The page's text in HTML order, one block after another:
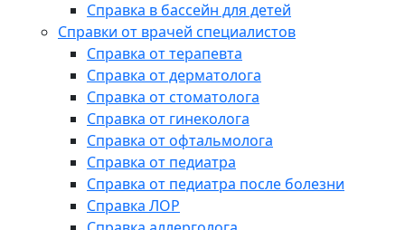
Справка в бассейн для детей
Справки от врачей специалистов
Справка от терапевта
Справка от дерматолога
Справка от стоматолога
Справка от гинеколога
Справка от офтальмолога
Справка от педиатра
Справка от педиатра после болезни
Справка ЛОР